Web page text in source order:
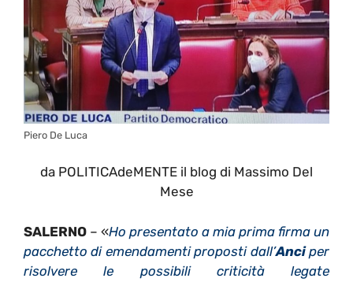
Piero De Luca
da POLITICAdeMENTE il blog di Massimo Del
Mese
SALERNO – «Ho presentato a mia prima firma un
pacchetto di emendamenti proposti dall’Anciper
risolvere le possibili criticità legate